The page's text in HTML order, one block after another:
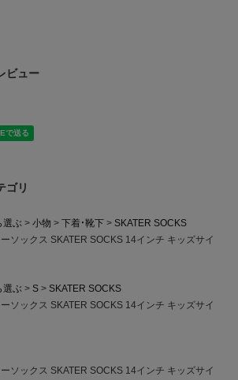
ビュー
ゴリ
選ぶ 小物 下着・靴下
SKATER SOCKS
ーソックス SKATER SOCKS 14インチ キッズサイ
選ぶ S
SKATER SOCKS
ーソックス SKATER SOCKS 14インチ キッズサイ
ーソックス SKATER SOCKS 14インチ キッズサイ